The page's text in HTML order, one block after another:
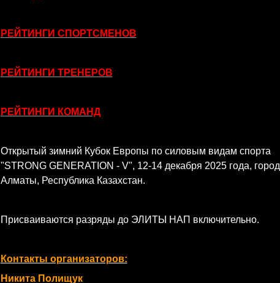
РЕЙТИНГИ СПОРТСМЕНОВ
РЕЙТИНГИ ТРЕНЕРОВ
РЕЙТИНГИ КОМАНД
Открытый зимний Кубок Европы по силовым видам спорта
"STRONG GENERATION - V", 12-14 декабря 2025 года, город
Алматы, Республика Казахстан.
Присваиваются разряды до ЭЛИТЫ НАП включительно.
Контакты организаторов:
Никита Полищук